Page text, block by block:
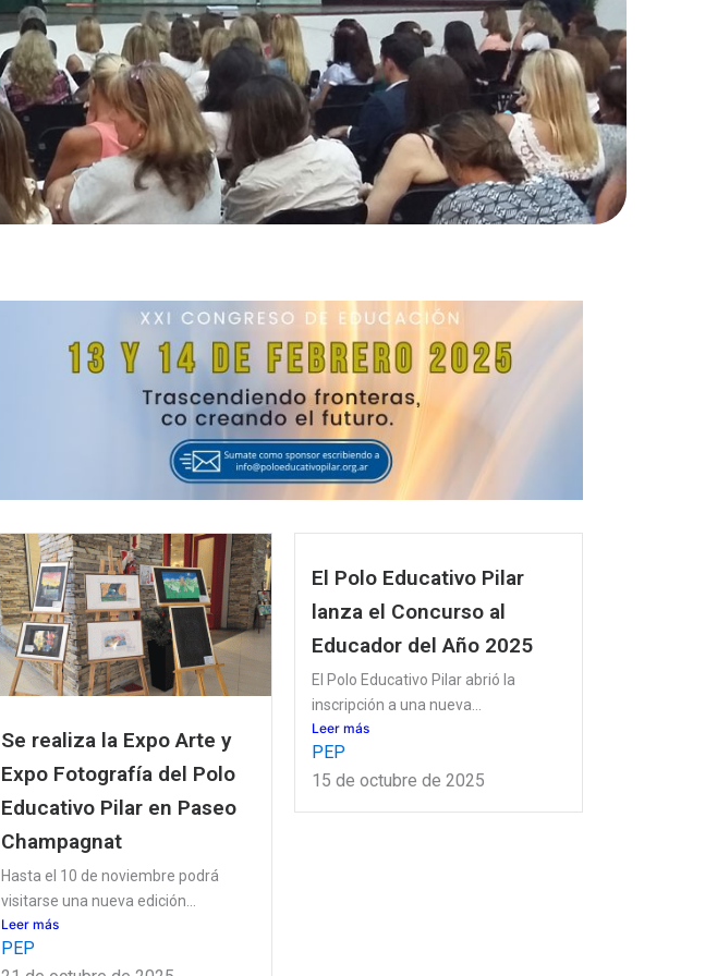
Se realiza la Expo Arte y
Expo Fotografía del Polo
Educativo Pilar en Paseo
Champagnat
Hasta el 10 de noviembre podrá
visitarse una nueva edición...
Leer más
PEP
El Polo Educativo Pilar
lanza el Concurso al
Educador del Año 2025
El Polo Educativo Pilar abrió la
inscripción a una nueva...
Leer más
PEP
15 de octubre de 2025